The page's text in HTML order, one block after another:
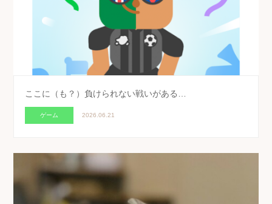
ここに（も？）負けられない戦いがある…
ゲーム 2026.06.21